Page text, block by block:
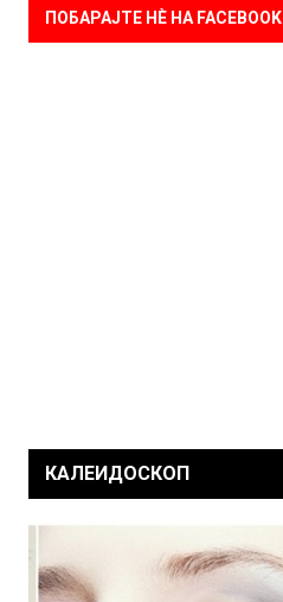
ПОБАРАЈТЕ НÈ НА FACEBOOK
КАЛЕИДОСКОП